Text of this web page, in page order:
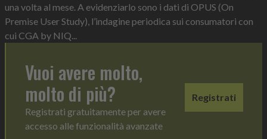
una volta al mese. A evidenziarlo sono i dati di OPUS (On
Premise User Study), l’indagine periodica sui consumatori con
cui CGA by NIQ...
Vuoi avere molto,
molto di più?
Registrati gratuitamente per avere
accesso alle funzionalità avanzate
Registrati